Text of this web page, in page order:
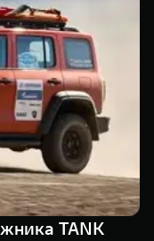
TANK 700
Сила
от 10 199
TANK